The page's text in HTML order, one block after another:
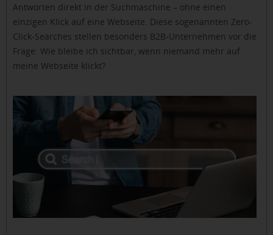
Antworten direkt in der Suchmaschine – ohne einen
einzigen Klick auf eine Webseite. Diese sogenannten Zero-
Click-Searches stellen besonders B2B-Unternehmen vor die
Frage: Wie bleibe ich sichtbar, wenn niemand mehr auf
meine Webseite klickt?